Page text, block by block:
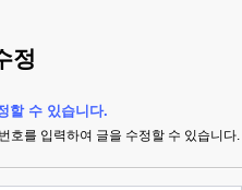
정
할 수 있습니다.
호를 입력하여 글을 수정할 수 있습니다.